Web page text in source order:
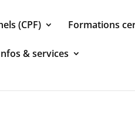
(CPF) Formations
& services